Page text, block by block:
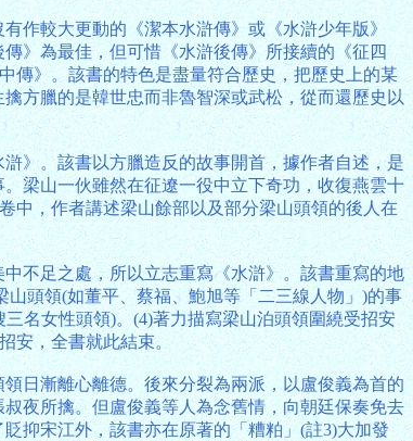
作較大更動的《潔本水滸傳》或《水滸少年版》
》為最佳，但可惜《水滸後傳》所接續的《征四
傳》。該書的特色是盡量符合歷史，把歷史上的某
方臘的是韓世忠而非魯智深或武松，從而還歷史以
》。該書以方臘造反的故事開首，據作者自述，是
梁山一伙雖然在征遼一役中立下奇功，收復燕雲十
中，作者講述梁山餘部以及部分梁山頭領的後人在
不足之處，所以立志重寫《水滸》。該書重寫的地
頭領(如董平、蔡福、鮑旭等「二三線人物」)的事
名女性頭領)。(4)著力描寫梁山泊頭領圍繞受招安
安，全書就此結束。
日漸離心離德。後來分裂為兩派，以盧俊義為首的
夜所擒。但盧俊義等人為念舊情，向朝廷保奏免去
抑宋江外，該書亦在原著的「糟粕」(註3)大加發